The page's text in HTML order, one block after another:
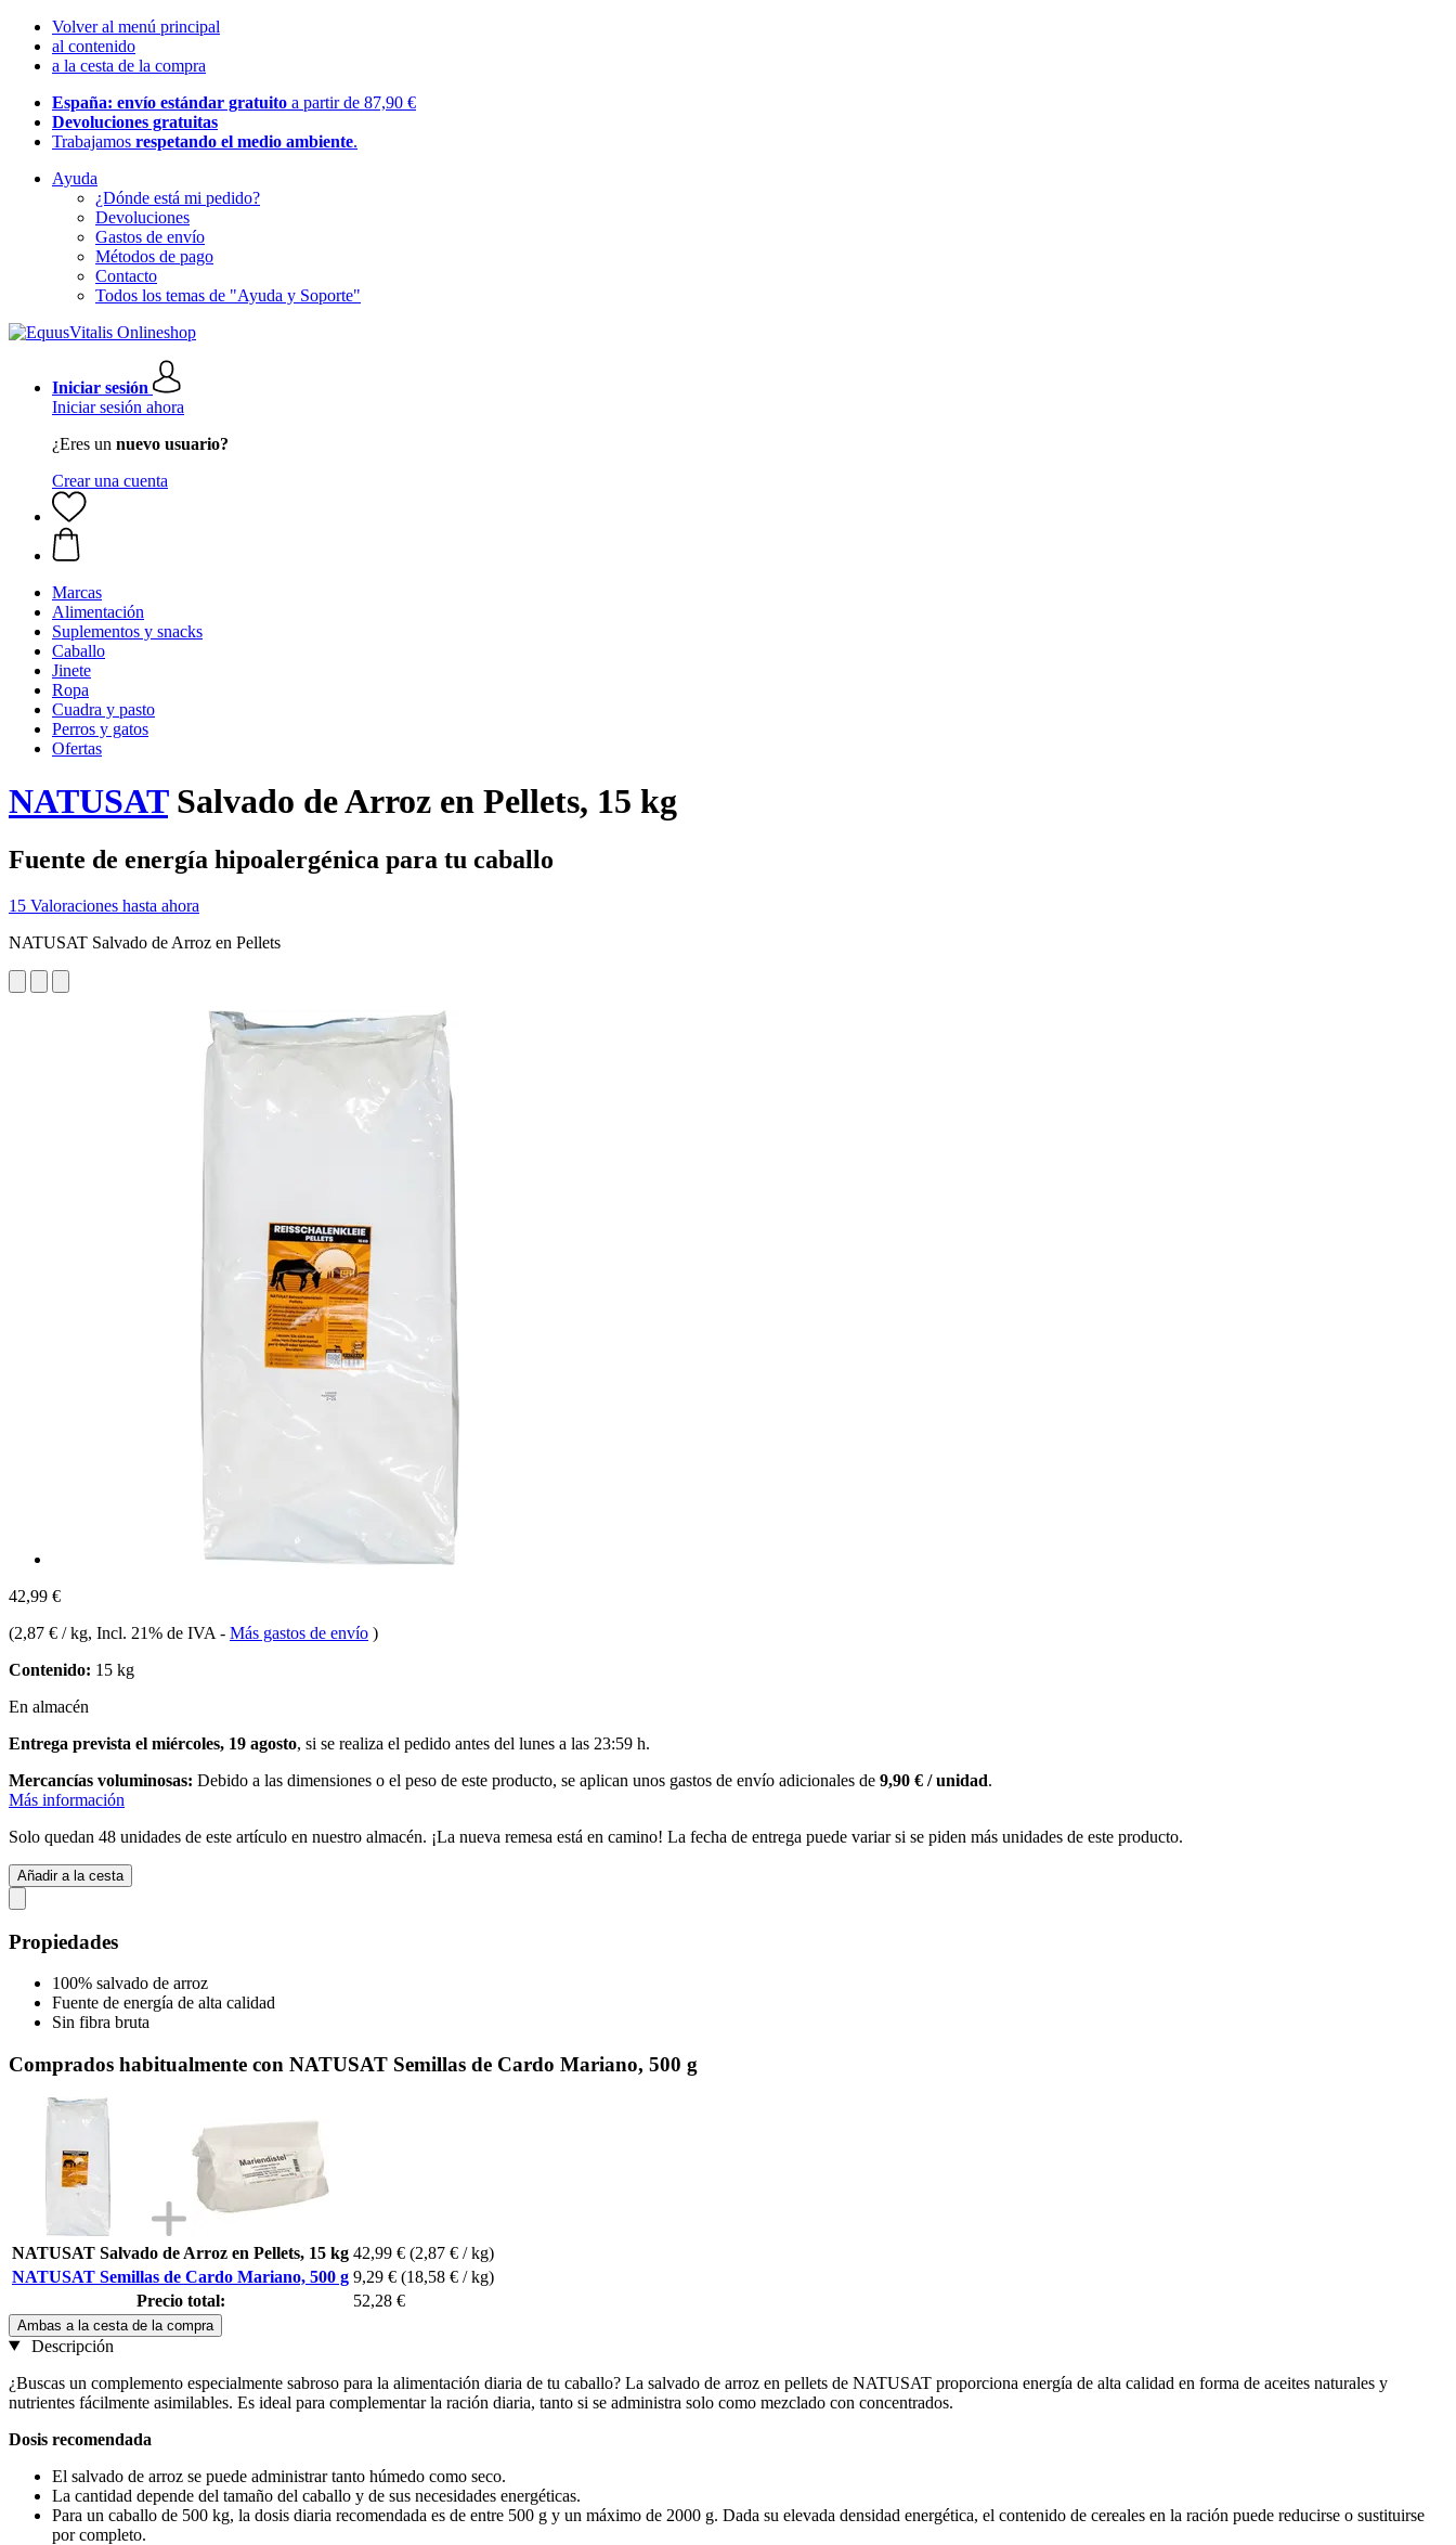
Volver al menú principal
al contenido
a la cesta de la compra
España: envío estándar gratuito a partir de 87,90 €
Devoluciones gratuitas
Trabajamos respetando el medio ambiente.
Ayuda
¿Dónde está mi pedido?
Devoluciones
Gastos de envío
Métodos de pago
Contacto
Todos los temas de "Ayuda y Soporte"
Iniciar sesión
Iniciar sesión ahora
¿Eres un nuevo usuario?
Crear una cuenta
Marcas
Alimentación
Suplementos y snacks
Caballo
Jinete
Ropa
Cuadra y pasto
Perros y gatos
Ofertas
NATUSATSalvado de Arroz en Pellets, 15 kg
Fuente de energía hipoalergénica para tu caballo
15 Valoraciones hasta ahora
NATUSAT Salvado de Arroz en Pellets
42,99 €
(2,87 € / kg, Incl. 21% de IVA - Más gastos de envío )
Contenido: 15 kg
En almacén
Entrega prevista el miércoles, 19 agosto, si se realiza el pedido antes del lunes a las 23:59 h.
Mercancías voluminosas: Debido a las dimensiones o el peso de este producto, se aplican unos gastos de envío adicionales de 9,90 € / unidad.
Más información
Solo quedan 48 unidades de este artículo en nuestro almacén. ¡La nueva remesa está en camino! La fecha de entrega puede variar si se piden más unidades de este producto.
Añadir a la cesta
Propiedades
100% salvado de arroz
Fuente de energía de alta calidad
Sin fibra bruta
Comprados habitualmente con NATUSAT Semillas de Cardo Mariano, 500 g
NATUSAT Salvado de Arroz en Pellets, 15 kg 42,99 € (2,87 € / kg)
NATUSAT Semillas de Cardo Mariano, 500 g 9,29 € (18,58 € / kg)
Precio total:
52,28 €
Ambas a la cesta de la compra
Descripción
¿Buscas un complemento especialmente sabroso para la alimentación diaria de tu caballo? La salvado de arroz en pellets de NATUSAT proporciona energía de alta calidad en forma de aceites naturales y
nutrientes fácilmente asimilables. Es ideal para complementar la ración diaria, tanto si se administra solo como mezclado con concentrados.
Dosis recomendada
El salvado de arroz se puede administrar tanto húmedo como seco.
La cantidad depende del tamaño del caballo y de sus necesidades energéticas.
Para un caballo de 500 kg, la dosis diaria recomendada es de entre 500 g y un máximo de 2000 g. Dada su elevada densidad energética, el contenido de cereales en la ración puede reducirse o sustituirse
por completo.